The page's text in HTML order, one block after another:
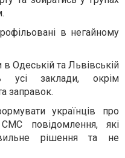
в негайному
Одеській та Львівській
усі заклади, окрім
заправок.
українців про
СМС повідомлення, які
рішення та не